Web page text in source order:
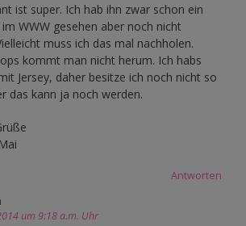
ist super. Ich hab ihn zwar schon ein
WWW gesehen aber noch nicht
muss ich das mal nachholen.
kommt man nicht herum. Ich habs
Jersey, daher besitze ich noch nicht so
das kann ja noch werden.
Antworten
um 9:18 a.m. Uhr